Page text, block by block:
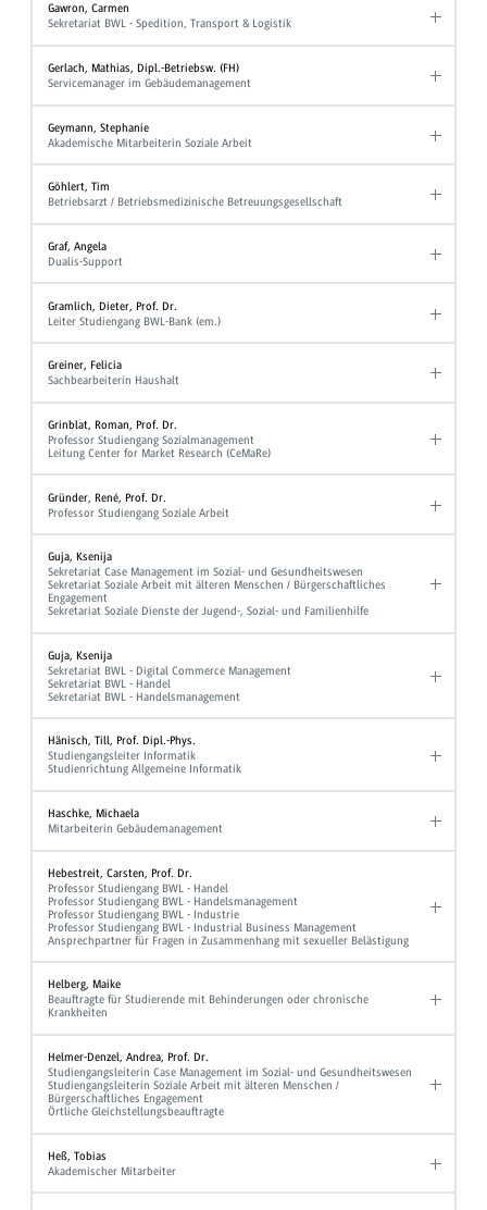
Gawron, Carmen
Sekretariat BWL - Spedition, Transport & Logistik
Gerlach, Mathias, Dipl.-Betriebsw. (FH)
Servicemanager im Gebäudemanagement
Geymann, Stephanie
Akademische Mitarbeiterin Soziale Arbeit
Göhlert, Tim
Betriebsarzt / Betriebsmedizinische Betreuungsgesellschaft
Graf, Angela
Dualis-Support
Gramlich, Dieter, Prof. Dr.
Leiter Studiengang BWL-Bank (em.)
Greiner, Felicia
Sachbearbeiterin Haushalt
Grinblat, Roman, Prof. Dr.
Professor Studiengang Sozialmanagement
Leitung Center for Market Research (CeMaRe)
Gründer, René, Prof. Dr.
Professor Studiengang Soziale Arbeit
Guja, Ksenija
Sekretariat Case Management im Sozial- und Gesundheitswesen
Sekretariat Soziale Arbeit mit älteren Menschen / Bürgerschaftliches
Engagement
Sekretariat Soziale Dienste der Jugend-, Sozial- und Familienhilfe
Guja, Ksenija
Sekretariat BWL - Digital Commerce Management
Sekretariat BWL - Handel
Sekretariat BWL - Handelsmanagement
Hänisch, Till, Prof. Dipl.-Phys.
Studiengangsleiter Informatik
Studienrichtung Allgemeine Informatik
Haschke, Michaela
Mitarbeiterin Gebäudemanagement
Hebestreit, Carsten, Prof. Dr.
Professor Studiengang BWL - Handel
Professor Studiengang BWL - Handelsmanagement
Professor Studiengang BWL - Industrie
Professor Studiengang BWL - Industrial Business Management
Ansprechpartner für Fragen in Zusammenhang mit sexueller Belästigung
Helberg, Maike
Beauftragte für Studierende mit Behinderungen oder chronische
Krankheiten
Helmer-Denzel, Andrea, Prof. Dr.
Studiengangsleiterin Case Management im Sozial- und Gesundheitswesen
Studiengangsleiterin Soziale Arbeit mit älteren Menschen /
Bürgerschaftliches Engagement
Örtliche Gleichstellungsbeauftragte
Heß, Tobias
Akademischer Mitarbeiter